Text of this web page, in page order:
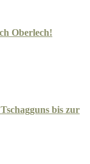
Oberlech!
bis zur